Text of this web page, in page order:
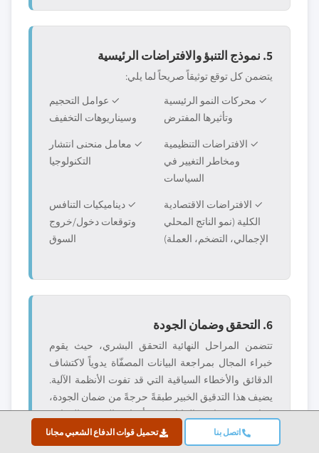
اتصل بنا تحميل قوات الدفاع الشعبي مجانا
5. نموذج التنبؤ والافتراضات الرئيسية
يتضمن كل توقع توثيقاً صريحاً لما يلي:
✓ محركات النمو الرئيسية
وتأثيرها المفترض
✓ عوامل التحجيم
وسيناريوهات التخفيف
✓ الافتراضات التنظيمية
ومخاطر التغيير في
السياسات
✓ معامل منحنى انتشار
التكنولوجيا
✓ الافتراضات الاقتصادية
الكلية (نمو الناتج المحلي
الإجمالي، التضخم، العملة)
✓ ديناميكيات التنافس
وتوقعات دخول/خروج
السوق
6. التحقق وضمان الجودة
تتضمن المراحل النهائية التحقق البشري، حيث يقوم
خبراء المجال بمراجعة البيانات المصفّاة يدوياً لاكتشاف
الدقائق والأخطاء السياقية التي قد تفوت الأنظمة الآلية.
يضيف هذا التدقيق الخبير طبقةً حرجةً من ضمان الجودة،
مما يضمن توافق البيانات مع أهداف البحث والمعايير
الخاصة بالمجال.